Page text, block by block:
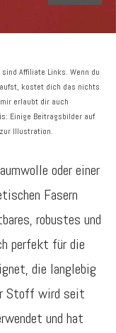
Affiliate Links. Wenn du
kostet dich das nichts
erlaubt dir auch
Einige Beitragsbilder auf
Illustration.
oder einer
Fasern
robustes und
perfekt für die
die langlebig
Stoff wird seit
und hat